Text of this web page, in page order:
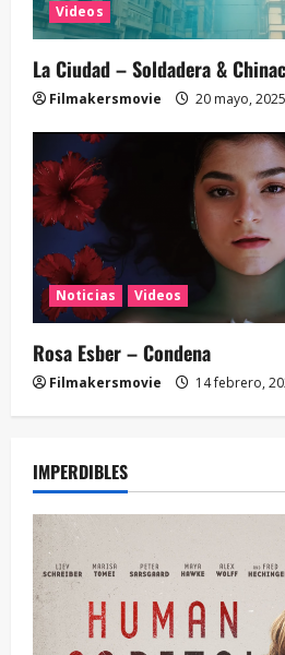
Videos
La Ciudad – Soldadera &
Filmakersmovie 20 mayo, 2025
Noticias Videos
Rosa Esber – Condena
Filmakersmovie 14 febrero,
IMPERDIBLES